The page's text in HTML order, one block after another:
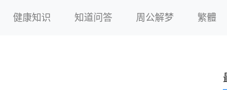
健康知识 知道问答 周公解梦 繁體